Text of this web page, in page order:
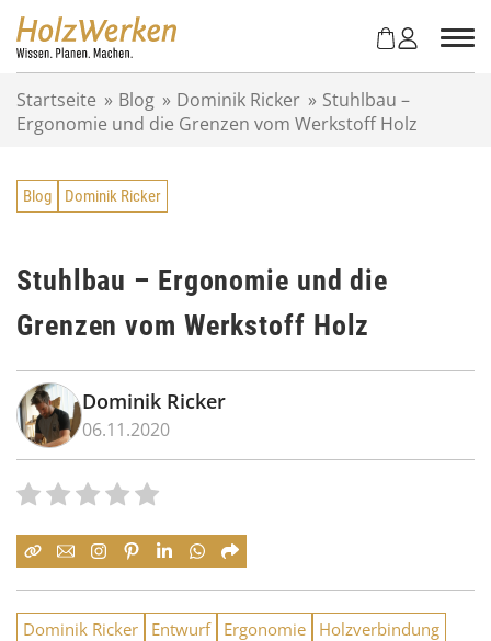
Startseite » Blog » Dominik Ricker » Stuhlbau –
Ergonomie und die Grenzen vom Werkstoff Holz
Blog Dominik Ricker
Stuhlbau – Ergonomie und die
Grenzen vom Werkstoff Holz
Dominik Ricker
06.11.2020
Dominik Ricker Entwurf Ergonomie
Holzverbindung